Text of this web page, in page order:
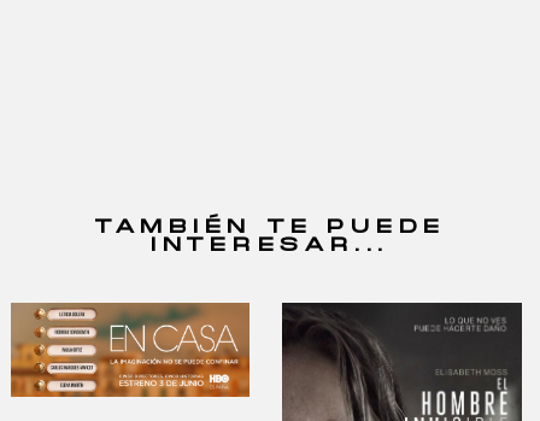
TAMBIÉN TE PUEDE
INTERESAR...